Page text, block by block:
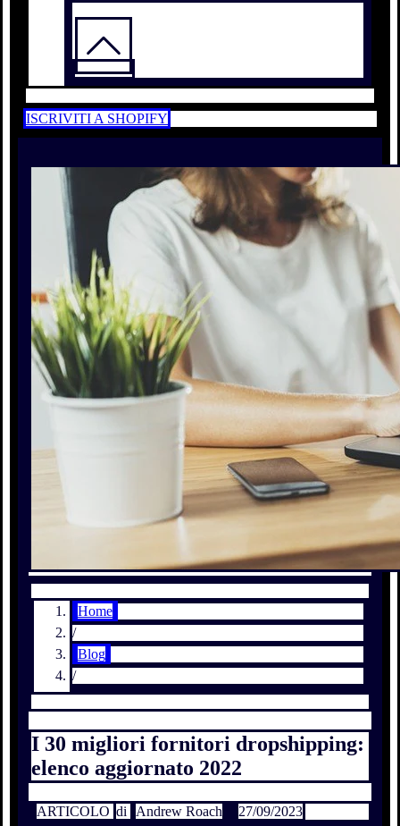
ISCRIVITI A SHOPIFY
Home
/
Blog
/
I 30 migliori fornitori dropshipping:
elenco aggiornato 2022
ARTICOLO di Andrew Roach 27/09/2023